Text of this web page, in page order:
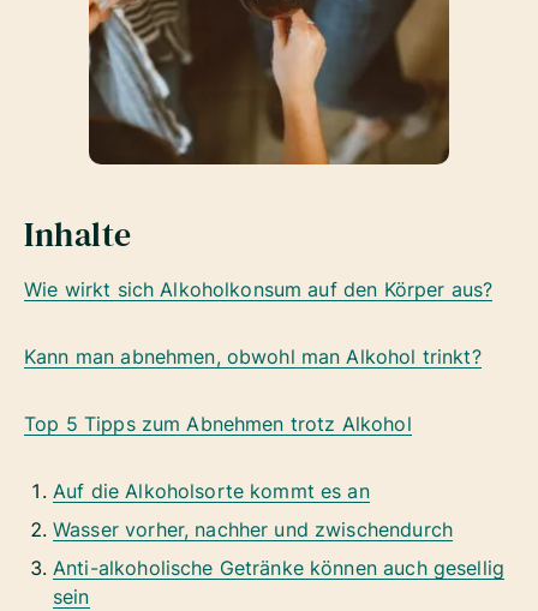
Inhalte
Wie wirkt sich Alkoholkonsum auf den Körper aus?
Kann man abnehmen, obwohl man Alkohol trinkt?
Top 5 Tipps zum Abnehmen trotz Alkohol
Auf die Alkoholsorte kommt es an
Wasser vorher, nachher und zwischendurch
Anti-alkoholische Getränke können auch gesellig
sein